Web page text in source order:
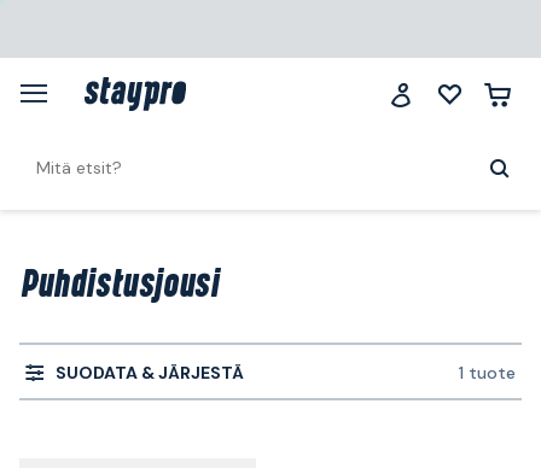
Puhdistusjousi
SUODATA & JÄRJESTÄ 1 tuote